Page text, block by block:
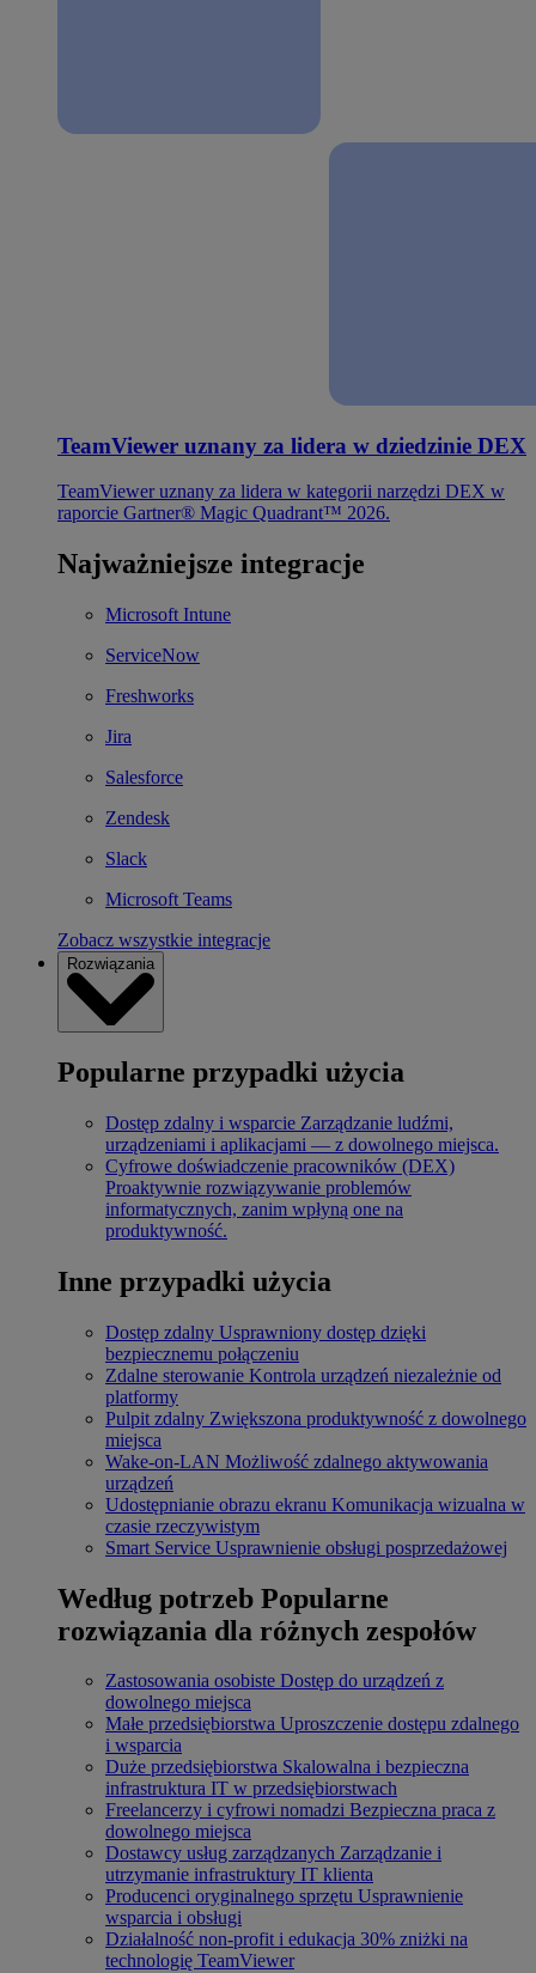
TeamViewer uznany za lidera w dziedzinie DEX
TeamViewer uznany za lidera w kategorii narzędzi DEX w
raporcie Gartner® Magic Quadrant™ 2026.
Najważniejsze integracje
Microsoft Intune
ServiceNow
Freshworks
Jira
Salesforce
Zendesk
Slack
Microsoft Teams
Zobacz wszystkie integracje
Rozwiązania
Popularne przypadki użycia
Dostęp zdalny i wsparcie Zarządzanie ludźmi,
urządzeniami i aplikacjami — z dowolnego miejsca.
Cyfrowe doświadczenie pracowników (DEX)
Proaktywnie rozwiązywanie problemów
informatycznych, zanim wpłyną one na
produktywność.
Inne przypadki użycia
Dostęp zdalny Usprawniony dostęp dzięki
bezpiecznemu połączeniu
Zdalne sterowanie Kontrola urządzeń niezależnie od
platformy
Pulpit zdalny Zwiększona produktywność z dowolnego
miejsca
Wake-on-LAN Możliwość zdalnego aktywowania
urządzeń
Udostępnianie obrazu ekranu Komunikacja wizualna w
czasie rzeczywistym
Smart Service Usprawnienie obsługi posprzedażowej
Według potrzeb Popularne
rozwiązania dla różnych zespołów
Zastosowania osobiste Dostęp do urządzeń z
dowolnego miejsca
Małe przedsiębiorstwa Uproszczenie dostępu zdalnego
i wsparcia
Duże przedsiębiorstwa Skalowalna i bezpieczna
infrastruktura IT w przedsiębiorstwach
Freelancerzy i cyfrowi nomadzi Bezpieczna praca z
dowolnego miejsca
Dostawcy usług zarządzanych Zarządzanie i
utrzymanie infrastruktury IT klienta
Producenci oryginalnego sprzętu Usprawnienie
wsparcia i obsługi
Działalność non-profit i edukacja 30% zniżki na
technologię TeamViewer